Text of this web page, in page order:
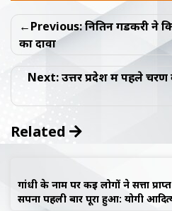
Post
navigation
Previous:नितिन गडकरी ने
का दावा
Next: उत्तर प्रदेश में पहले
Related
गांधी के नाम पर कई लोगों ने सत्ता
सपना पहली बार पूरा हुआ: योगी